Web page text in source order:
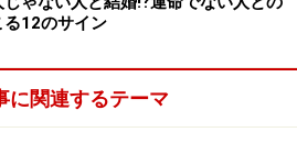
つも無駄がないことを知る
、今まであなたが経験してきた
自分」を形成しているというこ
る12のサイン
に関連するテーマ